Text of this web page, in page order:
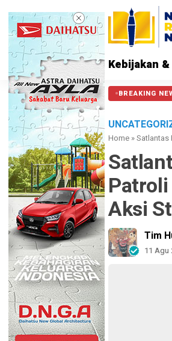
Kebijakan
BREAKING
Massa di Patung Kuda: Semoga Aparat
Home »Satlantas
Patroli
Aksi
Tim
11 Agu